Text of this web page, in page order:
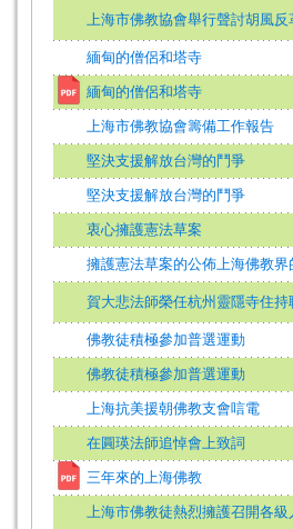
上海市佛教協會舉行聲討胡風
緬甸的僧侶和塔寺
緬甸的僧侶和塔寺
上海市佛教協會籌備工作報告
堅決支援解放台灣的鬥爭
堅決支援解放台灣的鬥爭
衷心擁護憲法草案
擁護憲法草案的公佈上海佛教界
賀大悲法師榮任杭州靈隱寺住持
佛教徒積極參加普選運動
佛教徒積極參加普選運動
上海抗美援朝佛教支會唁電
在圓瑛法師追悼會上致詞
三年來的上海佛教
上海市佛教徒熱烈擁護召開各級